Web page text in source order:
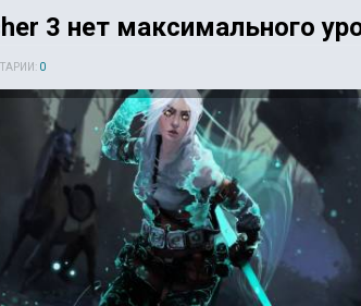
3 нет максимального
0